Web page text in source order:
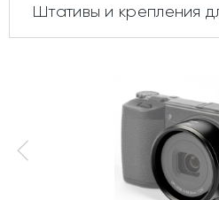
Штативы и крепления